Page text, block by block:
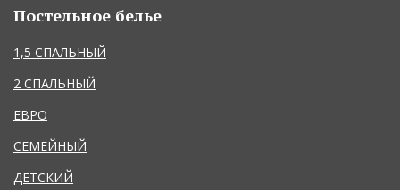
Постельное белье
1,5 СПАЛЬНЫЙ
2 СПАЛЬНЫЙ
ЕВРО
СЕМЕЙНЫЙ
ДЕТСКИЙ